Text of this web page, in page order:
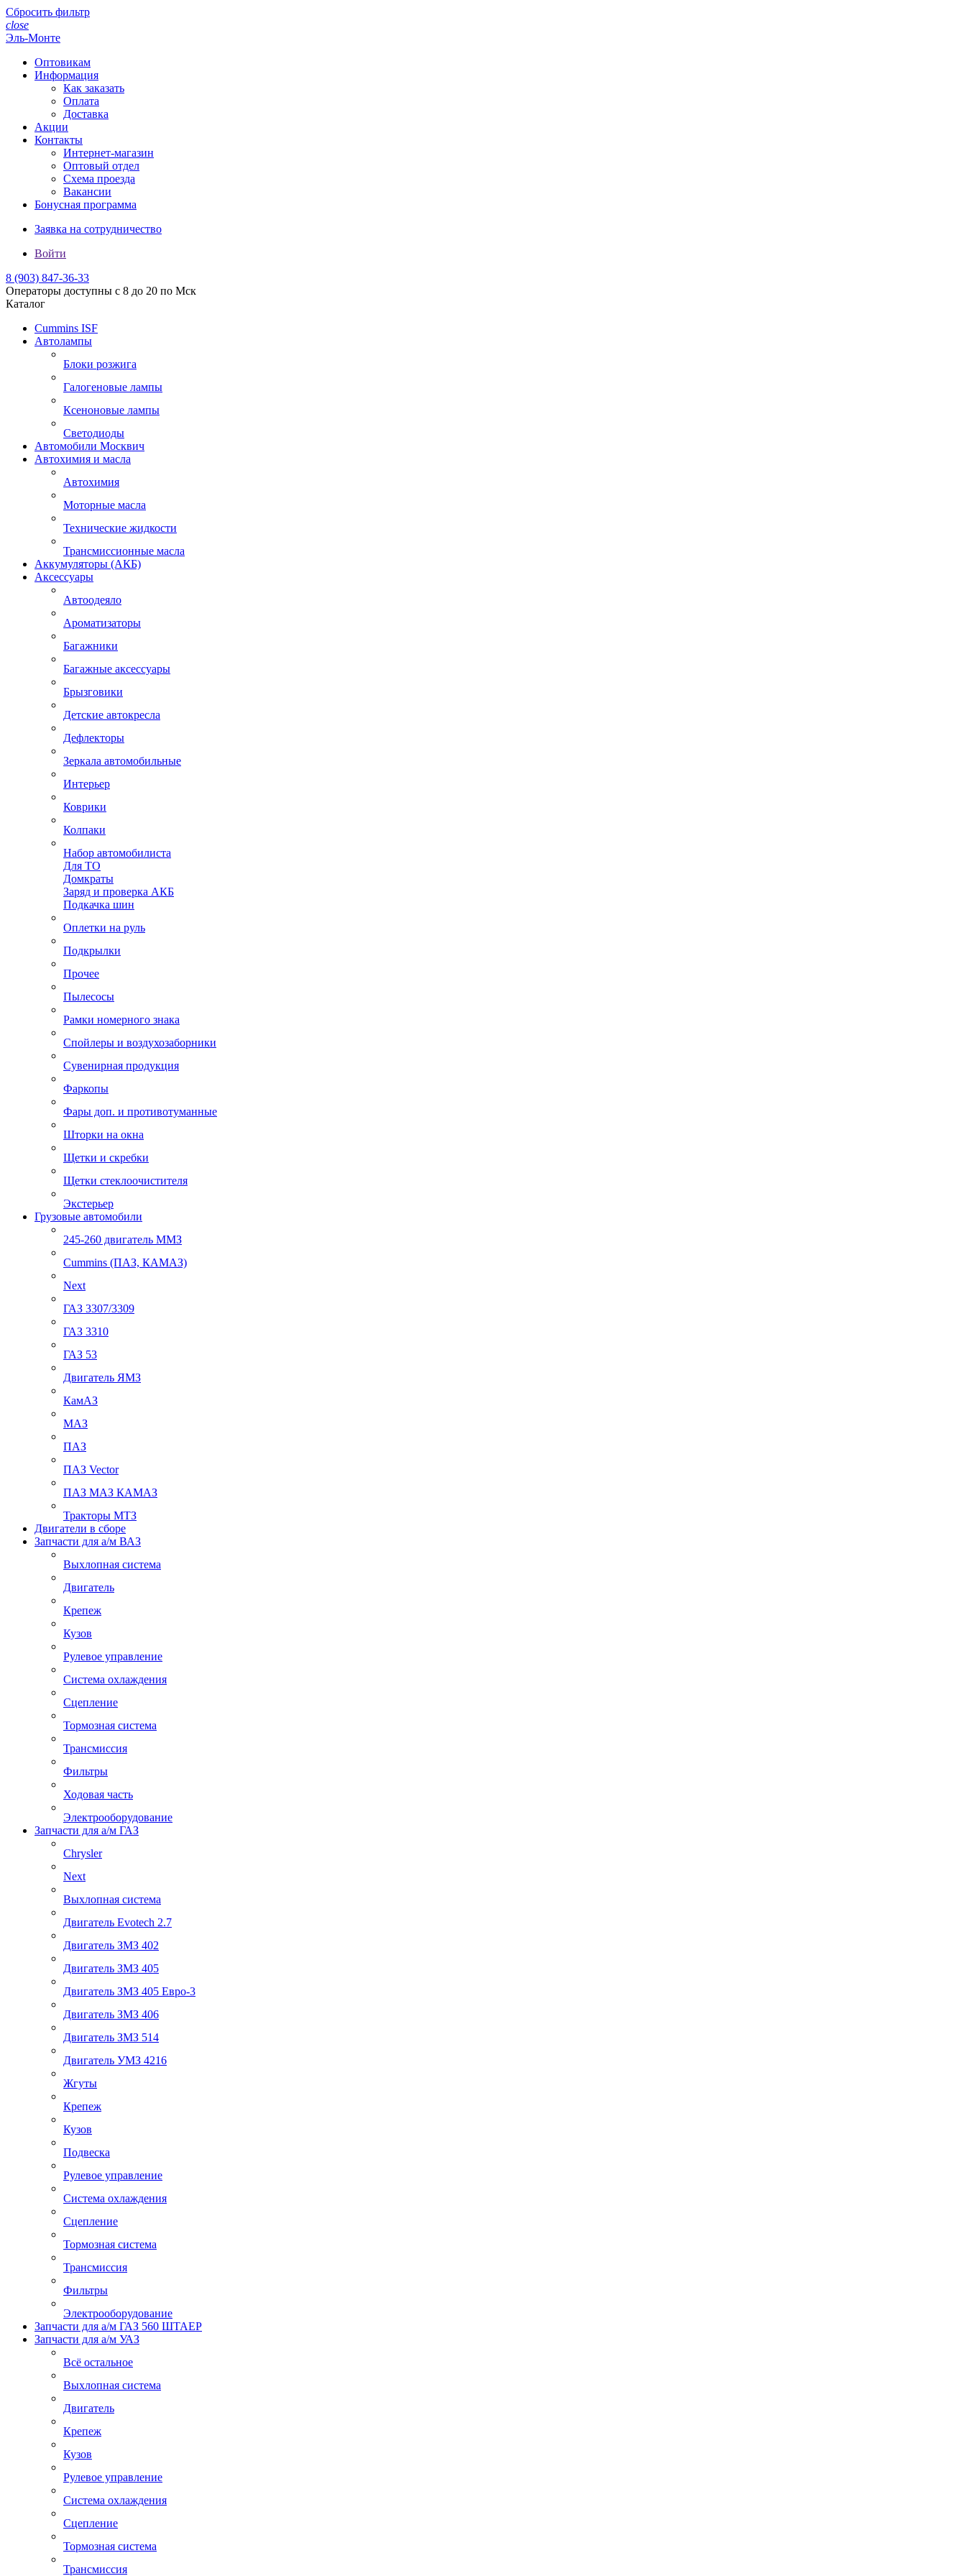
Сбросить фильтр
close
Эль-Монте
Оптовикам
Информация
Как заказать
Оплата
Доставка
Акции
Контакты
Интернет-магазин
Оптовый отдел
Схема проезда
Вакансии
Бонусная программа
Заявка на сотрудничество
Войти
8 (903) 847-36-33
Операторы доступны с 8 до 20 по Мск
Каталог
Cummins ISF
Автолампы
Блоки розжига
Галогеновые лампы
Ксеноновые лампы
Светодиоды
Автомобили Москвич
Автохимия и масла
Автохимия
Моторные масла
Технические жидкости
Трансмиссионные масла
Аккумуляторы (АКБ)
Аксессуары
Автоодеяло
Ароматизаторы
Багажники
Багажные аксессуары
Брызговики
Детские автокресла
Дефлекторы
Зеркала автомобильные
Интерьер
Коврики
Колпаки
Набор автомобилиста
Для ТО
Домкраты
Заряд и проверка АКБ
Подкачка шин
Оплетки на руль
Подкрылки
Прочее
Пылесосы
Рамки номерного знака
Спойлеры и воздухозаборники
Сувенирная продукция
Фаркопы
Фары доп. и противотуманные
Шторки на окна
Щетки и скребки
Щетки стеклоочистителя
Экстерьер
Грузовые автомобили
245-260 двигатель ММЗ
Cummins (ПАЗ, КАМАЗ)
Next
ГАЗ 3307/3309
ГАЗ 3310
ГАЗ 53
Двигатель ЯМЗ
КамАЗ
МАЗ
ПАЗ
ПАЗ Vector
ПАЗ МАЗ КАМАЗ
Тракторы МТЗ
Двигатели в сборе
Запчасти для а/м ВАЗ
Выхлопная система
Двигатель
Крепеж
Кузов
Рулевое управление
Система охлаждения
Сцепление
Тормозная система
Трансмиссия
Фильтры
Ходовая часть
Электрооборудование
Запчасти для а/м ГАЗ
Chrysler
Next
Выхлопная система
Двигатель Evotech 2.7
Двигатель ЗМЗ 402
Двигатель ЗМЗ 405
Двигатель ЗМЗ 405 Евро-3
Двигатель ЗМЗ 406
Двигатель ЗМЗ 514
Двигатель УМЗ 4216
Жгуты
Крепеж
Кузов
Подвеска
Рулевое управление
Система охлаждения
Сцепление
Тормозная система
Трансмиссия
Фильтры
Электрооборудование
Запчасти для а/м ГАЗ 560 ШТАЕР
Запчасти для а/м УАЗ
Всё остальное
Выхлопная система
Двигатель
Крепеж
Кузов
Рулевое управление
Система охлаждения
Сцепление
Тормозная система
Трансмиссия